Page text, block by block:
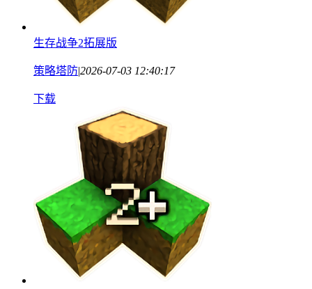
生存战争2拓展版
策略塔防|2026-07-03 12:40:17
下载